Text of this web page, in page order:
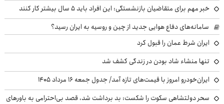
خبر مهم برای متقاضیان بازنشستگی: این افراد باید ۵ سال بیشتر کار کنند
سامانه‌های دفاع هوایی جدید از چین و روسیه به ایران رسید؟
ایران شرط عمان را قبول کرد
تنها منشاء شاد بودن در زندگی کشف شد
ایران‌خودرو امروز با قیمت‌های تازه آمد/ جدول جمعه ۱۶ مرداد ۱۴۰۵
سحر دولتشاهی سکوت را شکست: بد برداشت شد، قصد بی‌احترامی به باورهای